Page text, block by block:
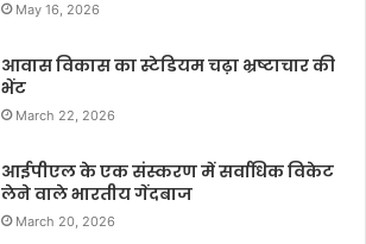
May 16, 2026
आवास विकास का स्टेडियम चढ़ा भ्रष्टाचार की
भेंट
March 22, 2026
आईपीएल के एक संस्करण में सर्वाधिक विकेट
लेने वाले भारतीय गेंदबाज
March 20, 2026